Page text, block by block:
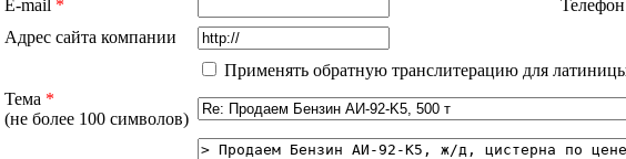
E-mail *
Телефон
Адрес сайта компании
Применять обратную транслитерацию для
Тема *
(не более 100 символов)